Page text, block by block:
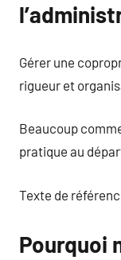
Gérer une
rigueur et
Beaucoup
pratique au
Texte de
Pourquoi